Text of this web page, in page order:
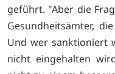
geführt. "Aber die
Gesundheitsämter,
Und wer sanktioniert
nicht eingehalten